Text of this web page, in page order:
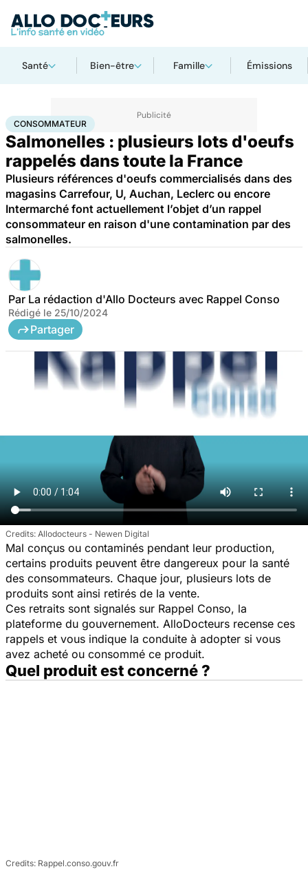
Santé Bien-être Famille Émissions
AccueilSantéConsommateur
CONSOMMATEUR
Salmonelles : plusieurs lots d'oeufs
rappelés dans toute la France
Plusieurs références d'oeufs commercialisés dans des
magasins Carrefour, U, Auchan, Leclerc ou encore
Intermarché font actuellement l’objet d’un rappel
consommateur en raison d'une contamination par des
salmonelles.
Par La rédaction d'Allo Docteurs avec Rappel Conso
Rédigé le 25/10/2024
Partager
Allodocteurs - Newen Digital
Mal conçus ou contaminés pendant leur production,
certains produits peuvent être dangereux pour la santé
des consommateurs. Chaque jour, plusieurs lots de
produits sont ainsi retirés de la vente.
Ces retraits sont signalés sur Rappel Conso, la
plateforme du gouvernement. AlloDocteurs recense ces
rappels et vous indique la conduite à adopter si vous
avez acheté ou consommé ce produit.
Quel produit est concerné ?
Rappel.conso.gouv.fr